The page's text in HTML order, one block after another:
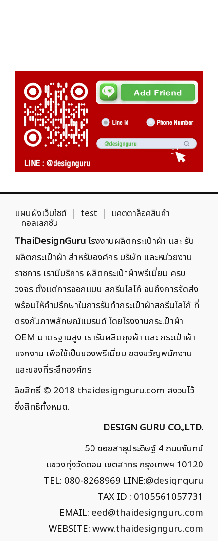
แผนผังเว็บไซต์ test แคตตาล็อคสินค้า
คอลเลกชัน
ThaiDesignGuruโรงงานผลิตกระเป๋าผ้า และ รับ
ผลิตกระเป๋าผ้า สำหรับองค์กร บริษัท และหน่วยงาน
ราชการ เรามีบริการ ผลิตกระเป๋าผ้าพรีเมี่ยม ครบ
วงจร ตั้งแต่การออกแบบ สกรีนโลโก้ จนถึงการจัดส่ง
พร้อมให้คำปรึกษาในการรับทำกระเป๋าผ้าสกรีนโลโก้ ที่
ตรงกับภาพลักษณ์แบรนด์ โดยโรงงานกระเป๋าผ้า
OEM มาตรฐานสูง เรารับผลิตถุงผ้า และ กระเป๋าผ้า
แจกงาน เพื่อใช้เป็นของพรีเมี่ยม ของขวัญพนักงาน
และของที่ระลึกองค์กร
ลิขสิทธิ์ © 2018 thaidesignguru.com สงวนไว้
ซึ่งสิทธิทั้งหมด.
DESIGN GURU CO.,LTD.
50 ซอยสาธุประดิษฐ์ 4 ถนนจันทน์
แขวงทุ่งวัดดอน เขตสาทร กรุงเทพฯ 10120
TEL: 080-8268969 LINE:@designguru
TAX ID : 0105561057731
EMAIL: eed@thaidesignguru.com
WEBSITE: www.thaidesignguru.com